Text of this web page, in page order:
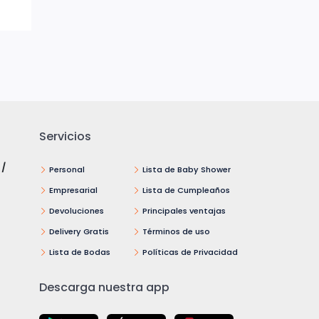
/
Servicios
Personal
Empresarial
Devoluciones
Delivery Gratis
Lista de Bodas
Lista de Baby Shower
Lista de Cumpleaños
Principales ventajas
Términos de uso
Políticas de Privacidad
Descarga nuestra app